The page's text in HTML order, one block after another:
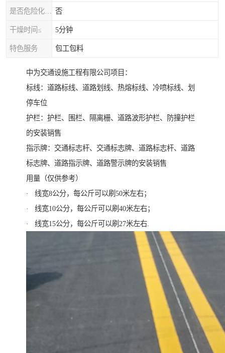
否
干燥时间≤ 5分钟
特色服务 包工包料
中为交通设施工程有限公司项目：
标线：道路标线、道路划线、热熔标线、冷喷标线、划
停车位
护栏：护栏、围栏、隔离栅、道路波形护栏、防撞护栏
的安装销售
指示牌：交通标志杆、交通标志牌、道路标志杆、道路
标志牌、道路指示牌、道路警示牌的安装销售
用量（仅供参考）
· 线宽8公分，每公斤可以刷50米左右；
· 线宽10公分，每公斤可以刷40米左右；
· 线宽15公分，每公斤可以刷27米左右.